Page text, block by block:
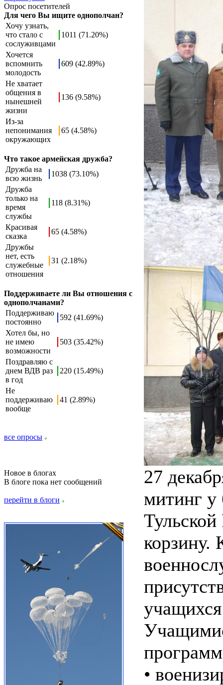
Опрос посетителей
Для чего Вы ищите однополчан?
Хочу узнать,
что стало с
сослуживцами
1011 (71.20%)
Хочется
вспомнить
молодость
609 (42.89%)
Не хватает
общения в
нынешней
жизни
136 (9.58%)
Из-за
непонимания
окружающих
65 (4.58%)
Что такое армейская дружба?
Дружба на
всю жизнь
1038 (73.10%)
Дружба
только на
время
службы
118 (8.31%)
Красивая
сказка
65 (4.58%)
Дружбы
нет, есть
служебные
отношения
31 (2.18%)
Поддерживаете ли Вы отношения с
однополчанами?
Поддерживаю
постоянно
592 (41.69%)
Хотел бы, но
не имею
возможности
503 (35.42%)
Поздравляю с
днем ВДВ раз
в год
220 (15.49%)
Не
поддерживаю
вообще
41 (2.89%)
все опросы
Новое в блогах
В блоге пока нет сообщений
перейти в блоги
27
митинг
корзину.
•